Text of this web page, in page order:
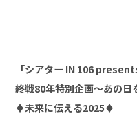
「シアター IN 106
終戦80年特別企画～あの日
♦未来に伝える2025♦